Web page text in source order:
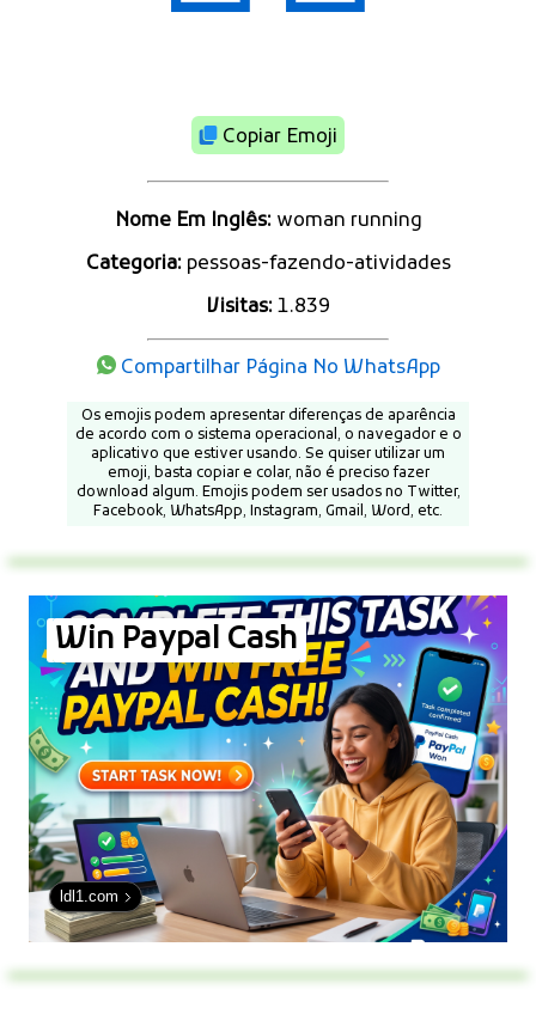
Copiar Emoji
Nome Em Inglês: woman running
Categoria: pessoas-fazendo-atividades
Visitas:1.839
Compartilhar Página No WhatsApp
Os emojis podem apresentar diferenças de aparência
de acordo com o sistema operacional, o navegador e o
aplicativo que estiver usando. Se quiser utilizar um
emoji, basta copiar e colar, não é preciso fazer
download algum. Emojis podem ser usados no Twitter,
Facebook, WhatsApp, Instagram, Gmail, Word, etc.
Win Paypal Cash
ldl1.com